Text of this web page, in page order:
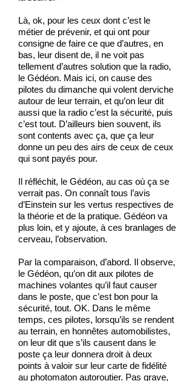
Là, ok, pour les ceux dont c’est le
métier de prévenir, et qui ont pour
consigne de faire ce que d’autres, en
bas, leur disent de, il ne voit pas
tellement d’autres solution que la radio,
le Gédéon. Mais ici, on cause des
pilotes du dimanche qui volent derviche
autour de leur terrain, et qu’on leur dit
aussi que la radio c’est la sécurité, puis
c’est tout. D’ailleurs bien souvent, ils
sont contents avec ça, que ça leur
donne un peu des airs de ceux de ceux
qui sont payés pour.
Il réfléchit, le Gédéon, au cas où ça se
verrait pas. On connaît tous l’avis
d’Einstein sur les vertus respectives de
la théorie et de la pratique. Gédéon va
plus loin, et y ajoute, à ces branlages de
cerveau, l’observation.
Par la comparaison, d’abord. Il observe,
le Gédéon, qu’on dit aux pilotes de
machines volantes qu’il faut causer
dans le poste, que c’est bon pour la
sécurité, tout. OK. Dans le même
temps, ces pilotes, lorsqu’ils se rendent
au terrain, en honnêtes automobilistes,
on leur dit que s’ils causent dans le
poste ça leur donnera droit à deux
points à valoir sur leur carte de fidélité
au photomaton autoroutier. Pas grave,